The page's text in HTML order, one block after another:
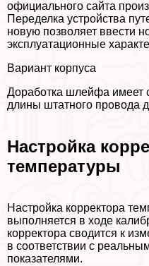
официального сайта
Переделка устройства
новую позволяет ввести
эксплуатационные
Вариант корпуса
Доработка шлейфа имеет
длины штатного провода
Настройка
температуры
Настройка корректора
выполняется в ходе
корректора сводится к
в соответствии с
показателями.